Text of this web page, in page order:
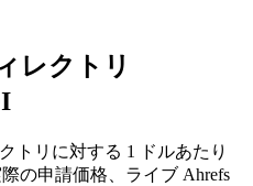
レクトリ
トリに対する 1 ドルあたり
の申請価格、ライブ Ahrefs